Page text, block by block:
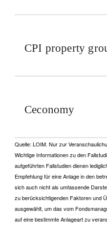
CPI property
Ceconomy
Quelle: LOIM. Nur zur
Wichtige Informationen zu den
aufgeführten Fallstudien dienen
Empfehlung für eine Anlage in den
sich auch nicht als umfassende
zu berücksichtigenden Faktoren und
ausgewählt, um das vom
auf eine bestimmte Anlageart zu